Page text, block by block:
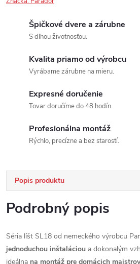
Špičkové dvere a zárubne
S dlhou životnosťou.
Kvalita priamo od výrobcu
Vyrábame zárubne na mieru.
Expresné doručenie
Tovar doručíme do 48 hodín.
Profesionálna montáž
Rýchlo, precízne a bez starostí.
Popis produktu
Podrobný popis
Séria líšt SL18 od nemeckého výrobcu
jednoduchou inštaláciou a dokonalým
ideálna na montáž pre domácich majstrov